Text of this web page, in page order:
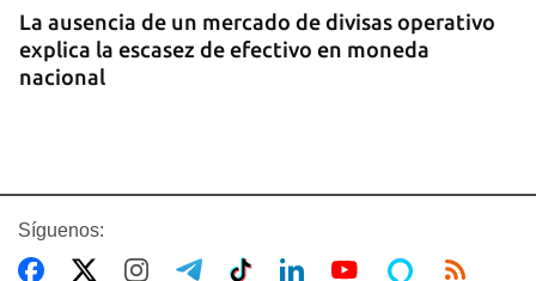
La ausencia de un mercado de divisas operativo
explica la escasez de efectivo en moneda
nacional
Síguenos: